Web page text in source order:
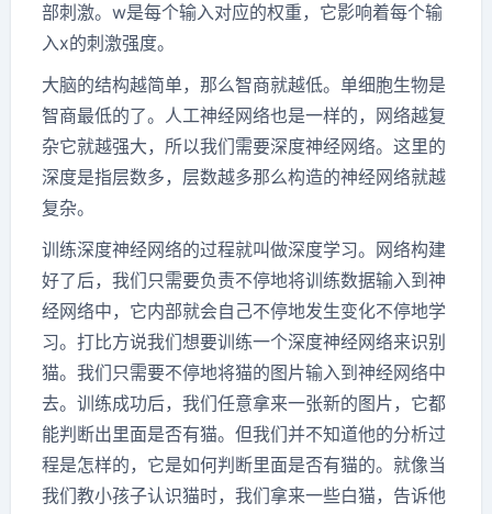
部刺激。w是每个输入对应的权重，它影响着每个输
入x的刺激强度。
大脑的结构越简单，那么智商就越低。单细胞生物是
智商最低的了。人工神经网络也是一样的，网络越复
杂它就越强大，所以我们需要深度神经网络。这里的
深度是指层数多，层数越多那么构造的神经网络就越
复杂。
训练深度神经网络的过程就叫做深度学习。网络构建
好了后，我们只需要负责不停地将训练数据输入到神
经网络中，它内部就会自己不停地发生变化不停地学
习。打比方说我们想要训练一个深度神经网络来识别
猫。我们只需要不停地将猫的图片输入到神经网络中
去。训练成功后，我们任意拿来一张新的图片，它都
能判断出里面是否有猫。但我们并不知道他的分析过
程是怎样的，它是如何判断里面是否有猫的。就像当
我们教小孩子认识猫时，我们拿来一些白猫，告诉他